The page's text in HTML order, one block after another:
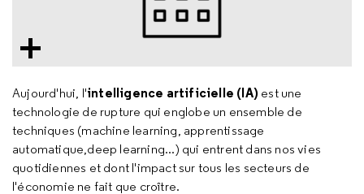
Aujourd'hui, l'intelligence artificielle (IA) est une
technologie de rupture qui englobe un ensemble de
techniques (machine learning, apprentissage
automatique,deep learning...) qui entrent dans nos vies
quotidiennes et dont l'impact sur tous les secteurs de
l'économie ne fait que croître.